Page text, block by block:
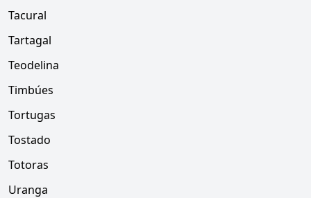
Tacural
Tartagal
Teodelina
Timbúes
Tortugas
Tostado
Totoras
Uranga